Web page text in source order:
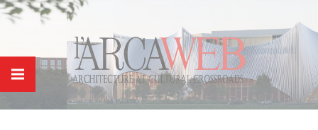
Panneau de gestion des cookies